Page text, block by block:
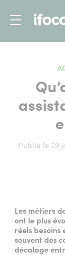
Menu
Publié le 29
Les métiers
ont le plus
réels
souvent des
décalage